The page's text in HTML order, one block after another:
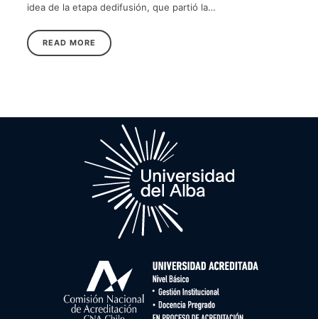
idea de la etapa dedifusión, que partió la…
READ MORE